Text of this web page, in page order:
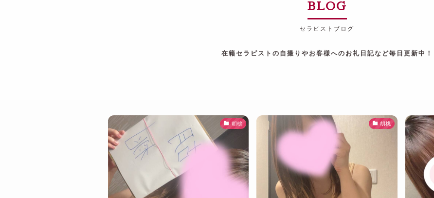
BLOG
セラピストブログ
在籍セラピストの自撮りやお客様へのお礼日記など毎日更新中！
胡桃 胡桃